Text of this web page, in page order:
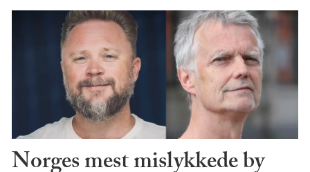
Norges mest mislykkede by